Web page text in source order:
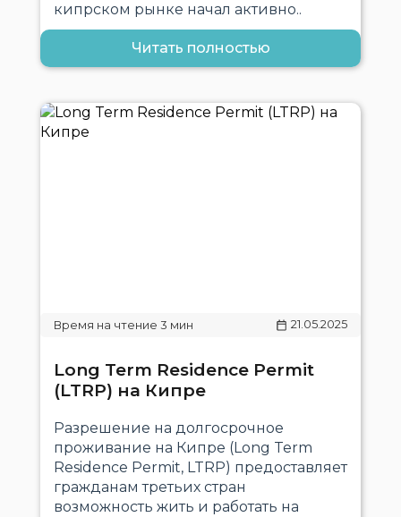
кипрском рынке начал активно..
Читать полностью
21.05.2025
Long Term Residence Permit
(LTRP) на Кипре
Разрешение на долгосрочное
проживание на Кипре (Long Term
Residence Permit, LTRP) предоставляет
гражданам третьих стран
возможность жить и работать на